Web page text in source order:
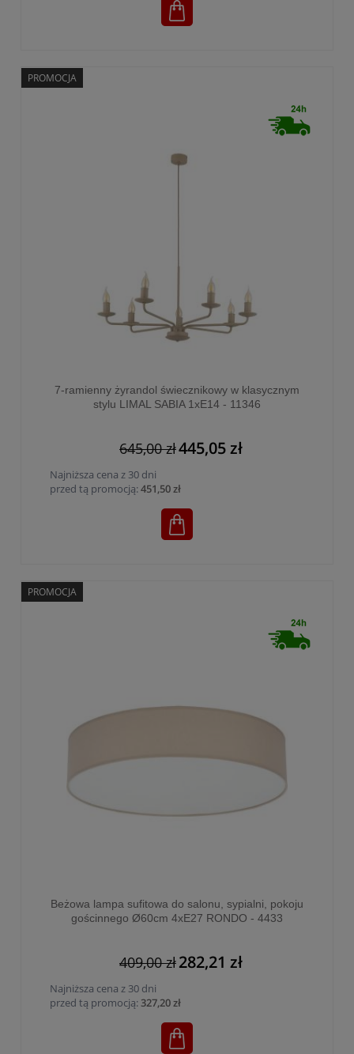
7-ramienny żyrandol świecznikowy w klasycznym
stylu LIMAL SABIA 1xE14 - 11346
645,00 zł445,05 zł
Najniższa cena z 30 dni
przed tą promocją:451,50 zł
PROMOCJA
Beżowa lampa sufitowa do salonu, sypialni, pokoju
gościnnego Ø60cm 4xE27 RONDO - 4433
409,00 zł282,21 zł
Najniższa cena z 30 dni
przed tą promocją:327,20 zł
PROMOCJA